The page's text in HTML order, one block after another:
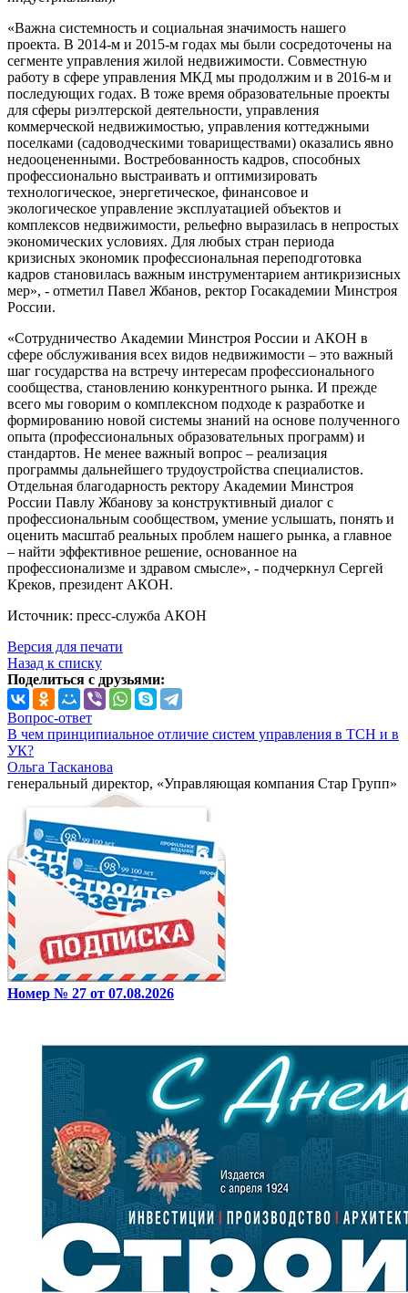
«Важна системность и социальная значимость нашего
проекта. В 2014-м и 2015-м годах мы были сосредоточены на
сегменте управления жилой недвижимости. Совместную
работу в сфере управления МКД мы продолжим и в 2016-м и
последующих годах. В тоже время образовательные проекты
для сферы риэлтерской деятельности, управления
коммерческой недвижимостью, управления коттеджными
поселками (садоводческими товариществами) оказались явно
недооцененными. Востребованность кадров, способных
профессионально выстраивать и оптимизировать
технологическое, энергетическое, финансовое и
экологическое управление эксплуатацией объектов и
комплексов недвижимости, рельефно выразилась в непростых
экономических условиях. Для любых стран периода
кризисных экономик профессиональная переподготовка
кадров становилась важным инструментарием антикризисных
мер», - отметил Павел Жбанов, ректор Госакадемии Минстроя
России.
«Сотрудничество Академии Минстроя России и АКОН в
сфере обслуживания всех видов недвижимости – это важный
шаг государства на встречу интересам профессионального
сообщества, становлению конкурентного рынка. И прежде
всего мы говорим о комплексном подходе к разработке и
формированию новой системы знаний на основе полученного
опыта (профессиональных образовательных программ) и
стандартов. Не менее важный вопрос – реализация
программы дальнейшего трудоустройства специалистов.
Отдельная благодарность ректору Академии Минстроя
России Павлу Жбанову за конструктивный диалог с
профессиональным сообществом, умение услышать, понять и
оценить масштаб реальных проблем нашего рынка, а главное
– найти эффективное решение, основанное на
профессионализме и здравом смысле», - подчеркнул Сергей
Креков, президент АКОН.
Источник: пресс-служба АКОН
Версия для печати
Назад к списку
Поделиться с друзьями:
Вопрос-ответ
В чем принципиальное отличие систем управления в ТСН и в
УК?
Ольга Тасканова
генеральный директор, «Управляющая компания Стар Групп»
Номер № 27 от 07.08.2026